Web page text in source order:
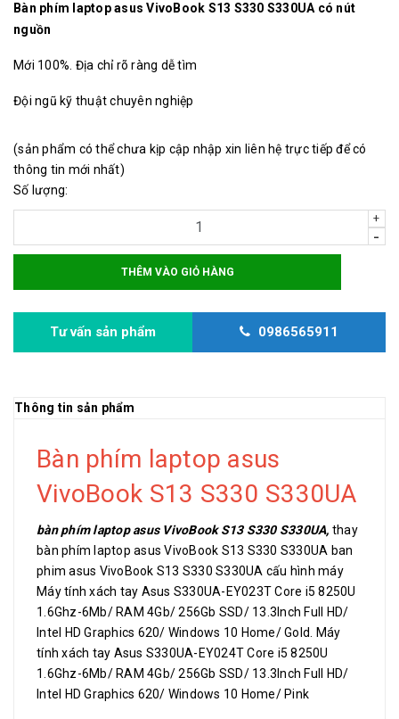
Bàn phím laptop asus VivoBook S13 S330 S330UA có nút
nguồn
Mới 100%. Địa chỉ rõ ràng dễ tìm
Đội ngũ kỹ thuật chuyên nghiệp
(sản phẩm có thể chưa kịp cập nhập xin liên hệ trực tiếp để có
thông tin mới nhất)
Số lượng:
+
-
THÊM VÀO GIỎ HÀNG
Tư vấn sản phẩm 0986565911
Thông tin sản phẩm
Bàn phím laptop asus
VivoBook S13 S330 S330UA
bàn phím laptop asus VivoBook S13 S330 S330UA, thay
bàn phím laptop asus VivoBook S13 S330 S330UA ban
phim asus VivoBook S13 S330 S330UA cấu hình máy
Máy tính xách tay Asus S330UA-EY023T Core i5 8250U
1.6Ghz-6Mb/ RAM 4Gb/ 256Gb SSD/ 13.3Inch Full HD/
Intel HD Graphics 620/ Windows 10 Home/ Gold. Máy
tính xách tay Asus S330UA-EY024T Core i5 8250U
1.6Ghz-6Mb/ RAM 4Gb/ 256Gb SSD/ 13.3Inch Full HD/
Intel HD Graphics 620/ Windows 10 Home/ Pink